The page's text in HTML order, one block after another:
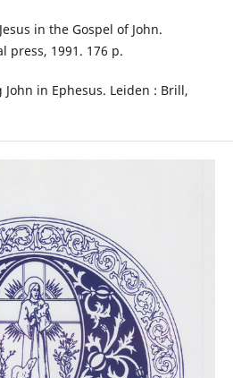
in the Gospel of John.
press, 1991. 176 p.
in Ephesus. Leiden : Brill,